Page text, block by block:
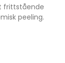
frittstående
peeling.